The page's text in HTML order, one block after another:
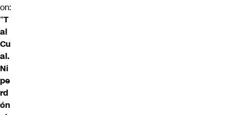
on:
“T
al
Cu
al.
Ni
pe
rd
ón